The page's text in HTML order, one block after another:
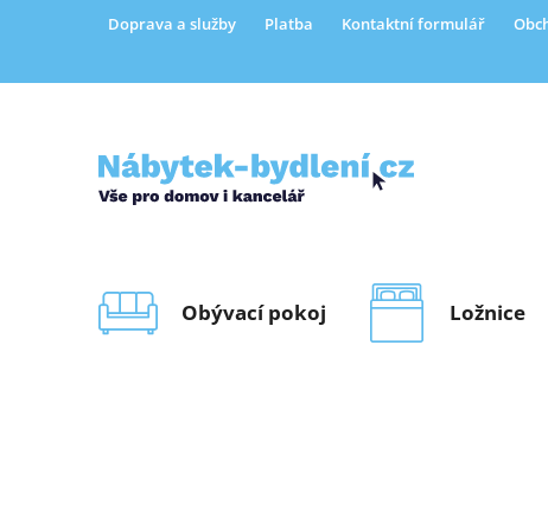
Doprava a služby Platba Kontaktní formulář
Obývací pokoj Ložnice